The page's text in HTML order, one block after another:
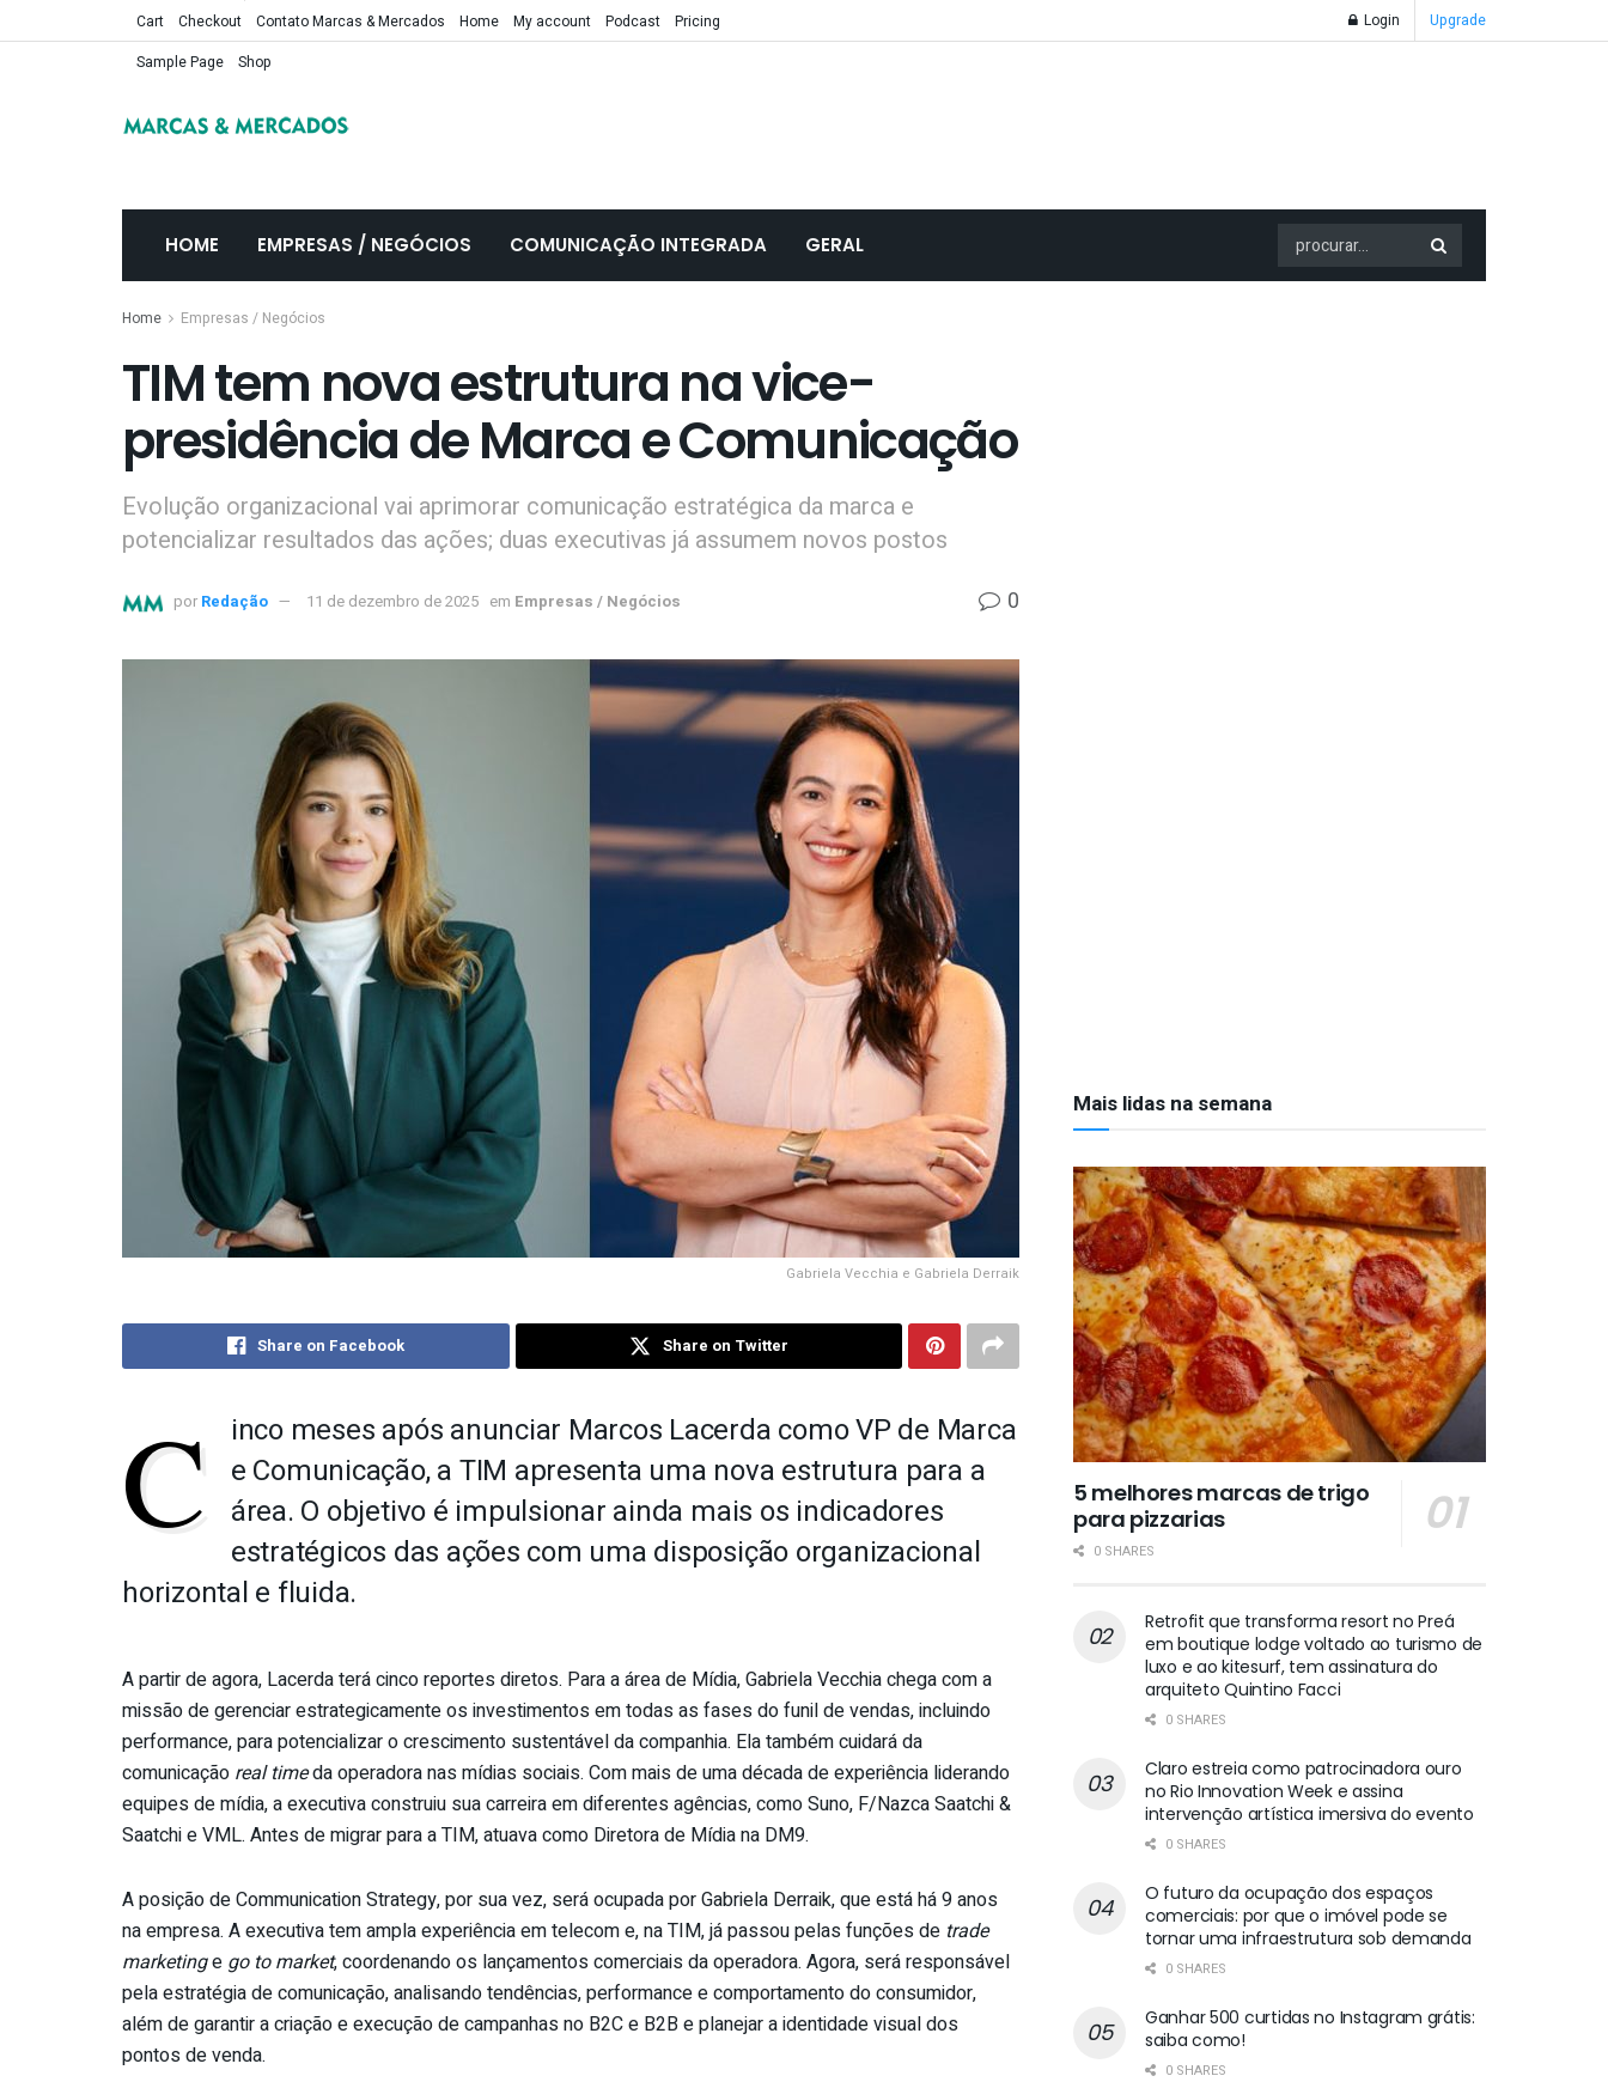
Cart Checkout Contato Marcas & Mercados Home My account Podcast
Pricing
Sample Page
Shop
Login Upgrade
HOME EMPRESAS / NEGÓCIOS COMUNICAÇÃO INTEGRADA GERAL
Home Empresas / Negócios
TIM tem nova estrutura na vice-
presidência de Marca e Comunicação
Evolução organizacional vai aprimorar comunicação estratégica da marca e
potencializar resultados das ações; duas executivas já assumem novos postos
por Redação 11 de dezembro de 2025 em Empresas / Negócios 0
Gabriela Vecchia e Gabriela Derraik
Share on Facebook Share on Twitter
C
inco meses após anunciar Marcos Lacerda como VP de Marca
e Comunicação, a TIM apresenta uma nova estrutura para a
área. O objetivo é impulsionar ainda mais os indicadores
estratégicos das ações com uma disposição organizacional
horizontal e fluida.
A partir de agora, Lacerda terá cinco reportes diretos. Para a área de Mídia, Gabriela Vecchia chega com a
missão de gerenciar estrategicamente os investimentos em todas as fases do funil de vendas, incluindo
performance, para potencializar o crescimento sustentável da companhia. Ela também cuidará da
comunicação real timeda operadora nas mídias sociais. Com mais de uma década de experiência liderando
equipes de mídia, a executiva construiu sua carreira em diferentes agências, como Suno, F/Nazca Saatchi &
Saatchi e VML. Antes de migrar para aTIM, atuava como Diretora de Mídia na DM9.
A posição de Communication Strategy, por sua vez, será ocupada por Gabriela Derraik, que está há 9 anos
na empresa. A executivatemampla experiência em telecom e, naTIM, já passou pelas funções de trade
marketinge go to market, coordenando os lançamentos comerciais da operadora. Agora, será responsável
pela estratégia de comunicação, analisando tendências, performance e comportamento do consumidor,
além de garantir a criação e execução de campanhas no B2C e B2B e planejar a identidade visual dos
pontos de venda.
Mais lidas na semana
5 melhores marcas de trigo
para pizzarias
0 SHARES
Retrofit que transforma resort no Preá
em boutique lodge voltado ao turismo de
luxo e ao kitesurf, tem assinatura do
arquiteto Quintino Facci
0 SHARES
Claro estreia como patrocinadora ouro
no Rio Innovation Week e assina
intervenção artística imersiva do evento
0 SHARES
O futuro da ocupação dos espaços
comerciais: por que o imóvel pode se
tornar uma infraestrutura sob demanda
0 SHARES
Ganhar 500 curtidas no Instagram grátis:
saiba como!
0 SHARES